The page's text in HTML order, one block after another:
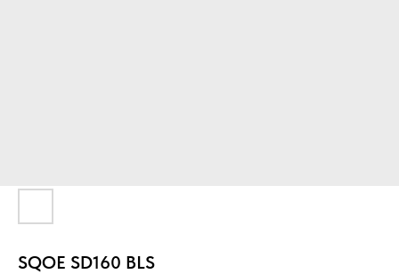
SQOE SD160 BLS